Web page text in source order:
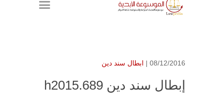
08/12/2016 | ابطال سند دين
إبطال سند دين h2015.689